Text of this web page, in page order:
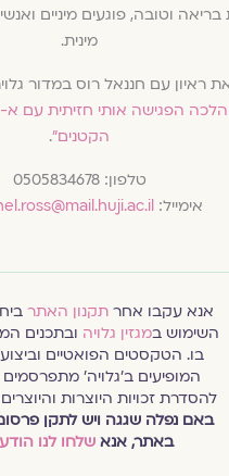
בריאה וטובה, פוגעים מיניים
מינית.
ראיון עם חננאל רוס במדור
הפגישה אותי חזיתית עם
הקטנים״.
טלפון: 0505834678
אימייל:
אנא עקבו אחרתקנון האתר
השימוש במגזין גלויה ובתכנים
בו. הטקסטים הפואטיים
המופיעים ב׳גלויה׳
להסדרת זכויות היוצרות
באם נפלה שגגה ויש לתקן
באתר, אנא שלחו לנו